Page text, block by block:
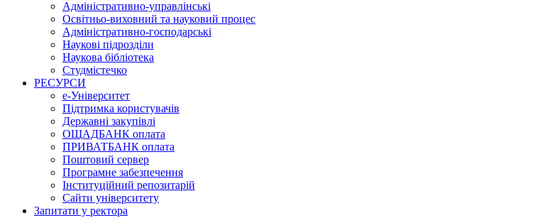
Адміністративно-управлінські
Освітньо-виховний та науковий процес
Адміністративно-господарські
Наукові підрозділи
Наукова бібліотека
Студмістечко
РЕСУРСИ
е-Університет
Підтримка користувачів
Державні закупівлі
ОЩАДБАНК оплата
ПРИВАТБАНК оплата
Поштовий сервер
Програмне забезпечення
Інституційний репозитарій
Сайти університету
Запитати у ректора